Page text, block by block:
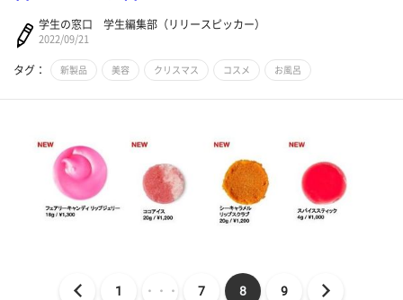
学生の窓口 学生編集部（リリースピッカー）
2022/09/21
タグ： 新製品 美容 クリスマス コスメ お風呂
1 ・・・ 7 8 9